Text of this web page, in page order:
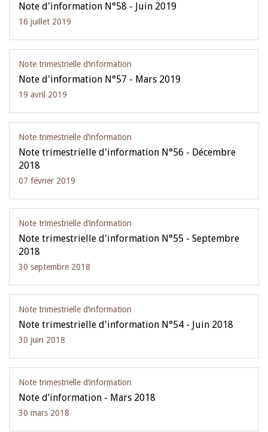
Note d'information N°58 - Juin 2019
16 juillet 2019
Note trimestrielle d‘information
Note d'information N°57 - Mars 2019
19 avril 2019
Note trimestrielle d‘information
Note trimestrielle d'information N°56 - Décembre
2018
07 février 2019
Note trimestrielle d‘information
Note trimestrielle d'information N°55 - Septembre
2018
30 septembre 2018
Note trimestrielle d‘information
Note trimestrielle d'information N°54 - Juin 2018
30 juin 2018
Note trimestrielle d‘information
Note d’information - Mars 2018
30 mars 2018